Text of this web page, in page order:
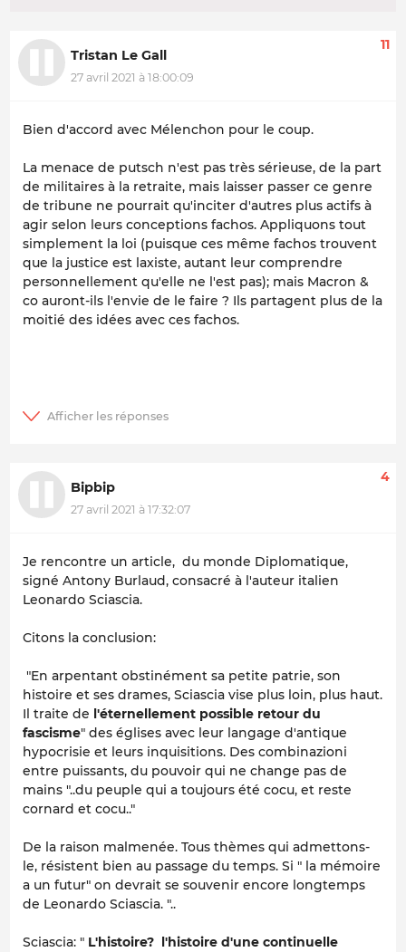
Tristan Le Gall
27 avril 2021 à 18:00:09
11
Bien d'accord avec Mélenchon pour le coup.
La menace de putsch n'est pas très sérieuse, de la part
de militaires à la retraite, mais laisser passer ce genre
de tribune ne pourrait qu'inciter d'autres plus actifs à
agir selon leurs conceptions fachos. Appliquons tout
simplement la loi (puisque ces même fachos trouvent
que la justice est laxiste, autant leur comprendre
personnellement qu'elle ne l'est pas); mais Macron &
co auront-ils l'envie de le faire ? Ils partagent plus de la
moitié des idées avec ces fachos.
Bipbip
27 avril 2021 à 17:32:07
4
Je rencontre un article, du monde Diplomatique,
signé Antony Burlaud, consacré à l'auteur italien
Leonardo Sciascia.
Citons la conclusion:
"En arpentant obstinément sa petite patrie, son
histoire et ses drames, Sciascia vise plus loin, plus haut.
Il traite de l'éternellement possible retour du
fascisme" des églises avec leur langage d'antique
hypocrisie et leurs inquisitions. Des combinazioni
entre puissants, du pouvoir qui ne change pas de
mains "..du peuple qui a toujours été cocu, et reste
cornard et cocu.."
De la raison malmenée. Tous thèmes qui admettons-
le, résistent bien au passage du temps. Si " la mémoire
a un futur" on devrait se souvenir encore longtemps
de Leonardo Sciascia. "..
Sciascia: " L'histoire? l'histoire d'une continuelle